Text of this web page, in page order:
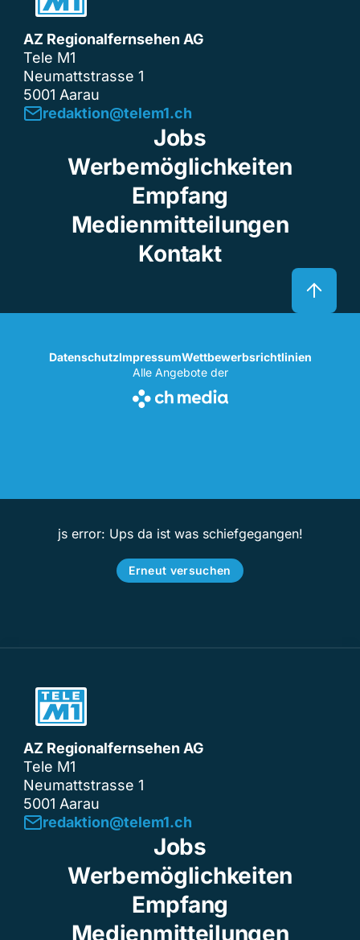
AZ Regionalfernsehen AG
Tele M1
Neumattstrasse 1
5001 Aarau
redaktion@telem1.ch
Jobs
Werbemöglichkeiten
Empfang
Medienmitteilungen
Kontakt
DatenschutzImpressumWettbewerbsrichtlinien
Alle Angebote der
js error: Ups da ist was schiefgegangen!
Erneut versuchen
AZ Regionalfernsehen AG
Tele M1
Neumattstrasse 1
5001 Aarau
redaktion@telem1.ch
Jobs
Werbemöglichkeiten
Empfang
Medienmitteilungen